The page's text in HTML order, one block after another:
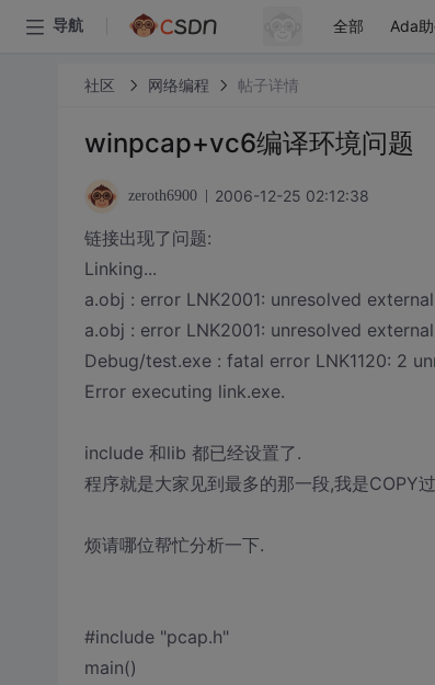
导航 全部 Ada
社区 网络编程 帖子详情
winpcap+vc6编译环境问题
zeroth6900 2006-12-25 02:12:38
链接出现了问题:
Linking...
a.obj : error LNK2001: unresolved
a.obj : error LNK2001: unresolved
Debug/test.exe : fatal error LNK1120: 2
Error executing link.exe.
include 和lib 都已经设置了.
程序就是大家见到最多的那一段,我是COPY
烦请哪位帮忙分析一下.
#include "pcap.h"
main()